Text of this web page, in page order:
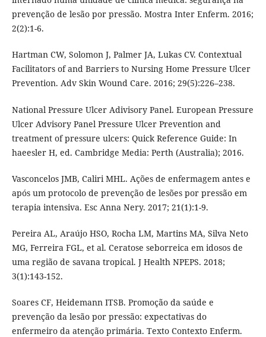
prevenção de lesão por pressão. Mostra Inter Enferm. 2016;
2(2):1-6.
Hartman CW, Solomon J, Palmer JA, Lukas CV. Contextual
Facilitators of and Barriers to Nursing Home Pressure Ulcer
Prevention. Adv Skin Wound Care. 2016; 29(5):226–238.
National Pressure Ulcer Adivisory Panel. European Pressure
Ulcer Advisory Panel Pressure Ulcer Prevention and
treatment of pressure ulcers: Quick Reference Guide: In
haeesler H, ed. Cambridge Media: Perth (Australia); 2016.
Vasconcelos JMB, Caliri MHL. Ações de enfermagem antes e
após um protocolo de prevenção de lesões por pressão em
terapia intensiva. Esc Anna Nery. 2017; 21(1):1-9.
Pereira AL, Araújo HSO, Rocha LM, Martins MA, Silva Neto
MG, Ferreira FGL, et al. Ceratose seborreica em idosos de
uma região de savana tropical. J Health NPEPS. 2018;
3(1):143-152.
Soares CF, Heidemann ITSB. Promoção da saúde e
prevenção da lesão por pressão: expectativas do
enfermeiro da atenção primária. Texto Contexto Enferm.